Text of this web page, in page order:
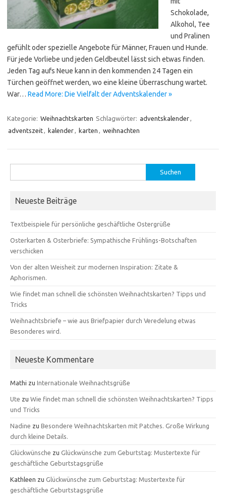
Schokolade,
Alkohol, Tee
und Pralinen
gefühlt oder spezielle Angebote für Männer, Frauen und Hunde.
Für jede Vorliebe und jeden Geldbeutel lässt sich etwas finden.
Jeden Tag aufs Neue kann in den kommenden 24 Tagen ein
Türchen geöffnet werden, wo eine kleine Überraschung wartet.
War… Read More: Die Vielfalt der Adventskalender »
Kategorie: Weihnachtskarten Schlagwörter: adventskalender
adventszeit
kalender karten weihnachten
nach:
Neueste Beiträge
Textbeispiele für persönliche geschäftliche Ostergrüße
Osterkarten & Osterbriefe: Sympathische Frühlings-Botschaften
verschicken
Von der alten Weisheit zur modernen Inspiration: Zitate &
Aphorismen.
Wie findet man schnell die schönsten Weihnachtskarten? Tipps und
Tricks
Weihnachtsbriefe – wie aus Briefpapier durch Veredelung etwas
Besonderes wird.
Neueste Kommentare
Mathi zu Internationale Weihnachtsgrüße
Ute zu Wie findet man schnell die schönsten Weihnachtskarten? Tipps
und Tricks
Nadine zu Besondere Weihnachtskarten mit Patches. Große Wirkung
durch kleine Details.
Glückwünsche zu Glückwünsche zum Geburtstag: Mustertexte für
geschäftliche Geburtstagsgrüße
Kathleen zu Glückwünsche zum Geburtstag: Mustertexte für
geschäftliche Geburtstagsgrüße